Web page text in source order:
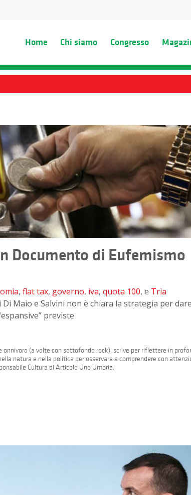
Home Chi siamo Congresso
Documento di Eufemismo
, flat tax, governo, iva, quota 100, e Tria
Maio e Salvini non è chiara la strategia per dare
previste
onnivoro (a volte con sottofondo rock), scrive per riflettere in
natura e nella politica per osservare e comprendere con
Cultura di Articolo Uno Umbria.